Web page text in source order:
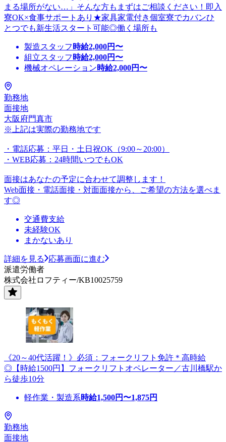
まる場所がない…」そんな方もまずはご相談ください！即入
寮OK×食事サポートあり★家具家電付き個室寮でカバンひ
とつでも新生活スタート可能◎働く場所も
製造スタッフ 時給2,000円〜
組立スタッフ 時給2,000円〜
機械オペレーション時給2,000円〜
勤務地
面接地
大阪府門真市
※上記は実際の勤務地です
・電話応募：平日・土日祝OK（9:00～20:00）
・WEB応募：24時間いつでもOK
面接はあなたの予定に合わせて調整します！
Web面接・電話面接・対面面接から、ご希望の方法を選べま
す◎
交通費支給
未経験OK
まかないあり
詳細を見る
応募画面に進む
派遣労働者
株式会社ロフティー/KB10025759
《20～40代活躍！》必須：フォークリフト免許＊高時給
◎【時給1500円】フォークリフトオペレーター／古川橋駅か
ら徒歩10分
軽作業・製造系時給1,500円〜1,875円
勤務地
面接地